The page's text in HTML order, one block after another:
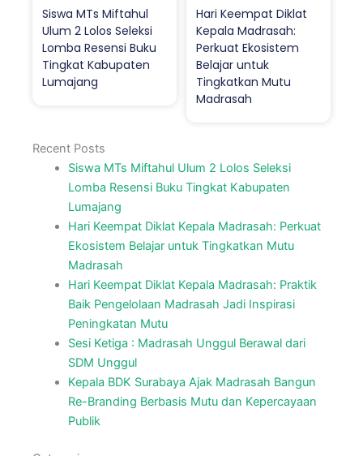
Siswa MTs Miftahul
Ulum 2 Lolos Seleksi
Lomba Resensi Buku
Tingkat Kabupaten
Lumajang
Hari Keempat Diklat
Kepala Madrasah:
Perkuat Ekosistem
Belajar untuk
Tingkatkan Mutu
Madrasah
Recent Posts
Siswa MTs Miftahul Ulum 2 Lolos Seleksi
Lomba Resensi Buku Tingkat Kabupaten
Lumajang
Hari Keempat Diklat Kepala Madrasah: Perkuat
Ekosistem Belajar untuk Tingkatkan Mutu
Madrasah
Hari Keempat Diklat Kepala Madrasah: Praktik
Baik Pengelolaan Madrasah Jadi Inspirasi
Peningkatan Mutu
Sesi Ketiga : Madrasah Unggul Berawal dari
SDM Unggul
Kepala BDK Surabaya Ajak Madrasah Bangun
Re-Branding Berbasis Mutu dan Kepercayaan
Publik